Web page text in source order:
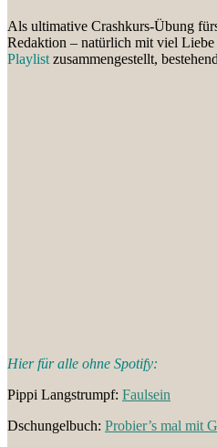
Als ultimative Crashkurs-Übung
Redaktion – natürlich mit viel
Playlist zusammengestellt,
Hier für alle ohne Spotify:
Pippi Langstrumpf: Faulsein
Dschungelbuch: Probier’s mal mit